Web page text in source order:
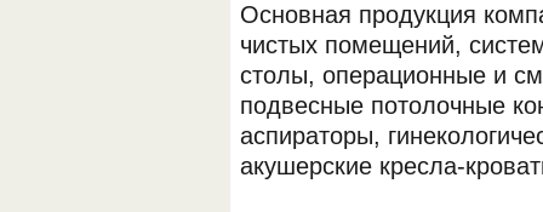
Основная продукция
чистых помещений,
столы, операционные и
подвесные потолочные
аспираторы,
акушерские кресла-